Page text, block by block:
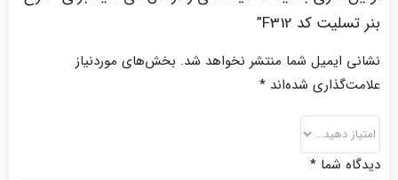
بنر تسلیت کد F312”
نشانی ایمیل شما منتشر نخواهد شد. بخش‌های موردنیاز
علامت‌گذاری شده‌اند *
دیدگاه شما *